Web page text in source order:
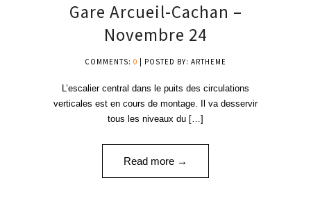
Gare Arcueil-Cachan –
Novembre 24
COMMENTS: 0 | POSTED BY: ARTHEME
L’escalier central dans le puits des circulations
verticales est en cours de montage. Il va desservir
tous les niveaux du […]
Read more →